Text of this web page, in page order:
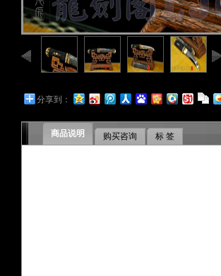
分享到：
商品说明 购买咨询 标 签